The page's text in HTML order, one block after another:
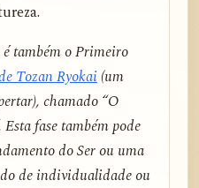
também o Primeiro
Tozan Ryokai (um
chamado “O
fase também pode
do Ser ou uma
de individualidade ou